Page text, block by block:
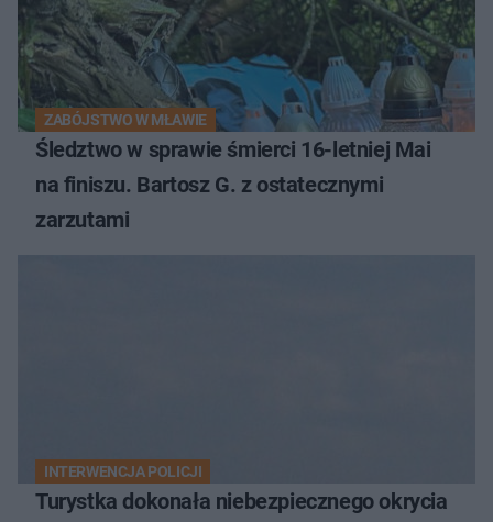
ZABÓJSTWO W MŁAWIE
Śledztwo w sprawie śmierci 16-letniej Mai
na finiszu. Bartosz G. z ostatecznymi
zarzutami
INTERWENCJA POLICJI
Turystka dokonała niebezpiecznego okrycia